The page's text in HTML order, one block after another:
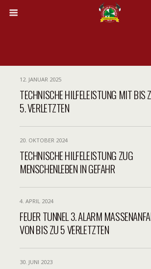
12. JANUAR 2025
TECHNISCHE HILFELEISTUNG MIT BIS
5. VERLETZTEN
20. OKTOBER 2024
TECHNISCHE HILFELEISTUNG ZUG
MENSCHENLEBEN IN GEFAHR
4. APRIL 2024
FEUER TUNNEL 3. ALARM
VON BIS ZU 5 VERLETZTEN
30. JUNI 2023